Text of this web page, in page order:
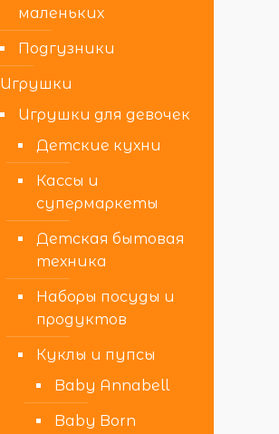
маленьких
Подгузники
Игрушки
Игрушки для девочек
Детские кухни
Кассы и
супермаркеты
Детская бытовая
техника
Наборы посуды и
продуктов
Куклы и пупсы
Baby Annabell
Baby Born